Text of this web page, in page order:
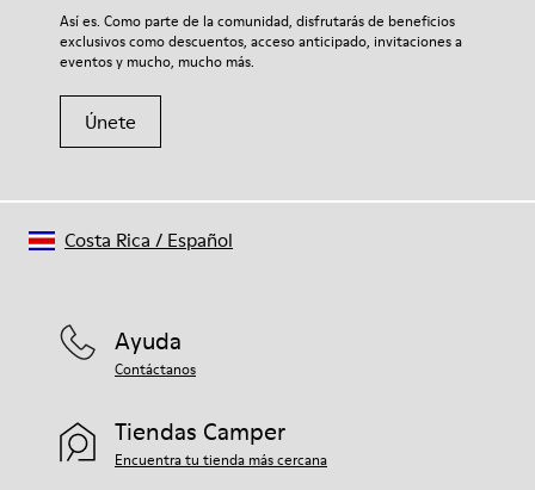
Así es. Como parte de la comunidad, disfrutarás de beneficios
exclusivos como descuentos, acceso anticipado, invitaciones a
eventos y mucho, mucho más.
Únete
Ayuda
Contáctanos
Tiendas Camper
Encuentra tu tienda más cercana
Costa Rica / Español